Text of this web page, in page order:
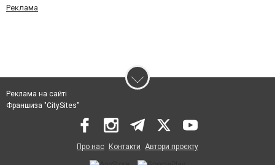
Реклама
Реклама на сайті
Франшиза "CitySites"
Про нас Контакти Автори проєкту